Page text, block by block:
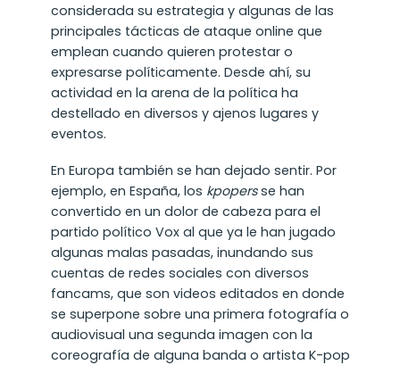
considerada su estrategia y algunas de las
principales tácticas de ataque online que
emplean cuando quieren protestar o
expresarse políticamente. Desde ahí, su
actividad en la arena de la política ha
destellado en diversos y ajenos lugares y
eventos.
En Europa también se han dejado sentir. Por
ejemplo, en España, los kpopersse han
convertido en un dolor de cabeza para el
partido político Vox al que ya le han jugado
algunas malas pasadas, inundando sus
cuentas de redes sociales con diversos
fancams, que son videos editados en donde
se superpone sobre una primera fotografía o
audiovisual una segunda imagen con la
coreografía de alguna banda o artista K-pop